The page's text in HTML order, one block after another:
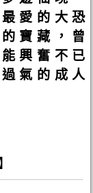
愛的大恐
寶藏，曾
興奮不已
氣的成人